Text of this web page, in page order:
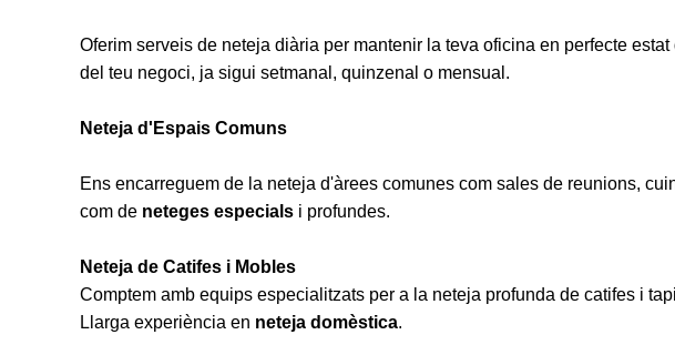
Oferim serveis de neteja diària per mantenir la teva oficina en perfecte
del teu negoci, ja sigui setmanal, quinzenal o mensual.
Neteja d'Espais Comuns
Ens encarreguem de la neteja d'àrees comunes com sales de reunions,
com de neteges especials i profundes.
Neteja de Catifes i Mobles
Comptem amb equips especialitzats per a la neteja profunda de catifes i
Llarga experiència en neteja domèstica.